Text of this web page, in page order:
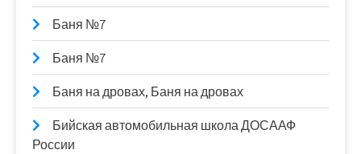
Баня №7
Баня №7
Баня на дровах, Баня на дровах
Бийская автомобильная школа ДОСААФ
России